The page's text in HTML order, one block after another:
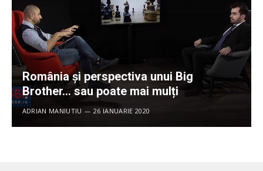
România și perspectiva unui Big
Brother… sau poate mai mulți
ADRIAN MANIUTIU 26 IANUARIE 2020